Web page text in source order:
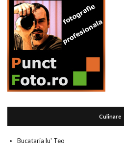
Culinare
Bucataria lu' Teo